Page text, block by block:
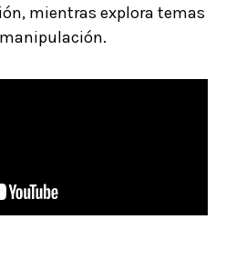
mientras explora temas